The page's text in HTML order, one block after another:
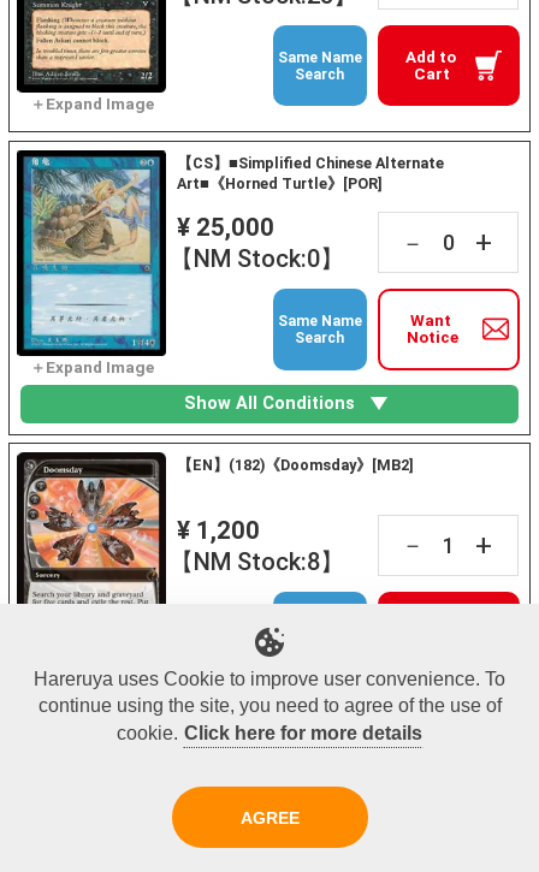
Add to
Cart
Same Name
Search
【CS】■Simplified Chinese Alternate
Art■《Horned Turtle》[POR]
¥ 25,000
【NM Stock:0】
－ +
Want
Notice
Same Name
Search
Show All Conditions
【EN】(182)《Doomsday》[MB2]
¥ 1,200
【NM Stock:8】
－ +
1 2 Last≫
Search by Recommended Items
Hareruya uses Cookie to improve user convenience. To
continue using the site, you need to agree of the use of
cookie. Click here for more details
AGREE